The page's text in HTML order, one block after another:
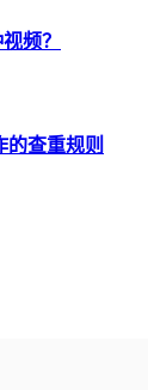
频？
查重规则